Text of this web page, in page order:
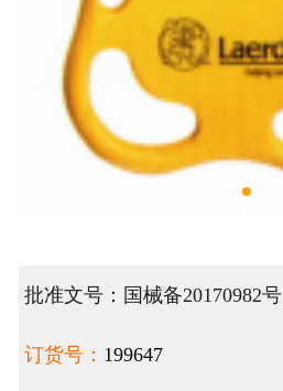
批准文号：国械备20170982号
订货号： 199647